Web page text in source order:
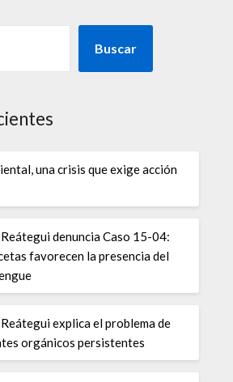
Buscar
una crisis que exige acción
denuncia Caso 15-04:
favorecen la presencia del
explica el problema de
orgánicos persistentes